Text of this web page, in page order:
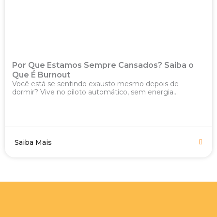
Por Que Estamos Sempre Cansados? Saiba o
Que É Burnout
Você está se sentindo exausto mesmo depois de
dormir? Vive no piloto automático, sem energia...
Saiba Mais